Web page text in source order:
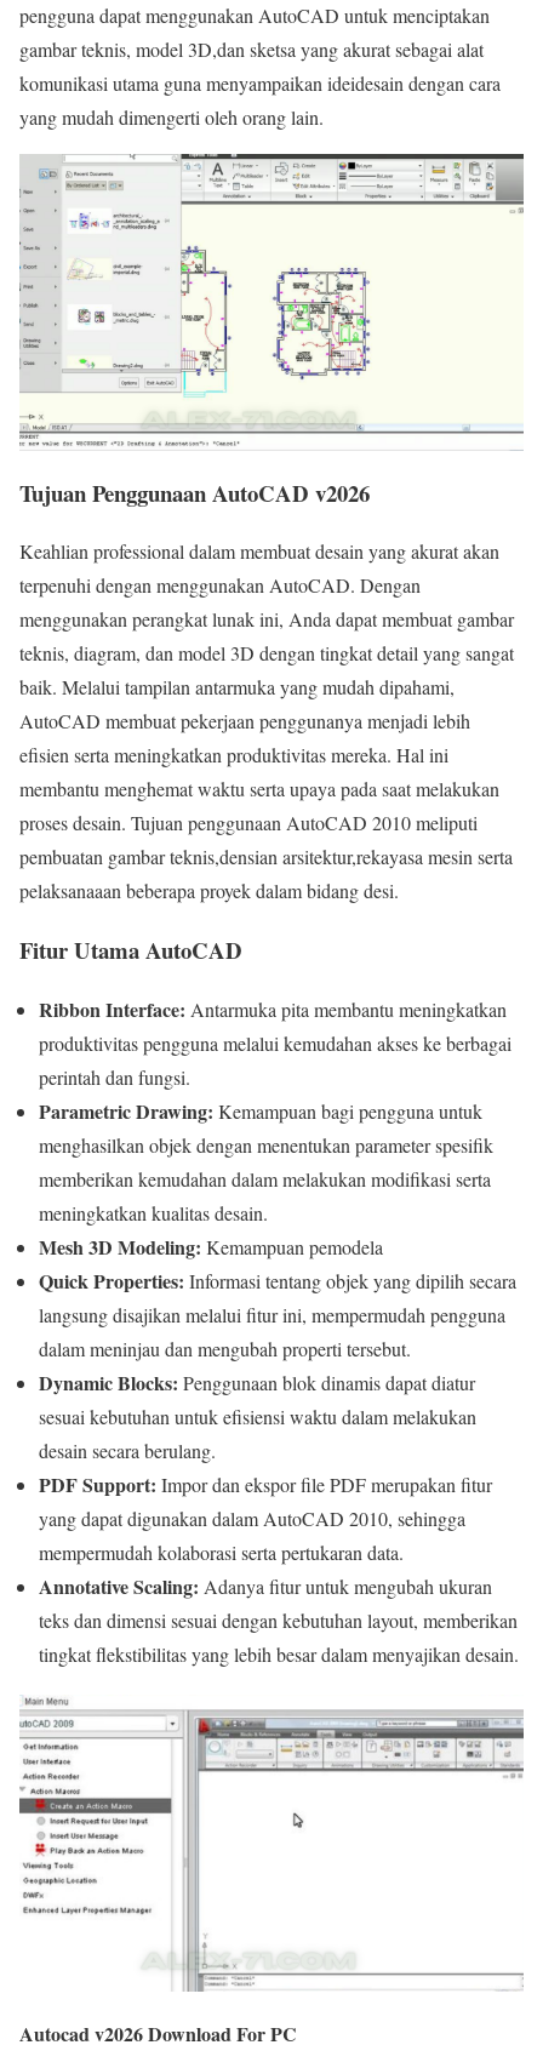
pengguna dapat menggunakan AutoCAD untuk menciptakan
gambar teknis, model 3D,dan sketsa yang akurat sebagai alat
komunikasi utama guna menyampaikan ideidesain dengan cara
yang mudah dimengerti oleh orang lain.
Tujuan Penggunaan AutoCAD v2026
Keahlian professional dalam membuat desain yang akurat akan
terpenuhi dengan menggunakan AutoCAD. Dengan
menggunakan perangkat lunak ini, Anda dapat membuat gambar
teknis, diagram, dan model 3D dengan tingkat detail yang sangat
baik. Melalui tampilan antarmuka yang mudah dipahami,
AutoCAD membuat pekerjaan penggunanya menjadi lebih
efisien serta meningkatkan produktivitas mereka. Hal ini
membantu menghemat waktu serta upaya pada saat melakukan
proses desain. Tujuan penggunaan AutoCAD 2010 meliputi
pembuatan gambar teknis,densian arsitektur,rekayasa mesin serta
pelaksanaaan beberapa proyek dalam bidang desi.
Fitur Utama AutoCAD
Ribbon Interface: Antarmuka pita membantu meningkatkan
produktivitas pengguna melalui kemudahan akses ke berbagai
perintah dan fungsi.
Parametric Drawing: Kemampuan bagi pengguna untuk
menghasilkan objek dengan menentukan parameter spesifik
memberikan kemudahan dalam melakukan modifikasi serta
meningkatkan kualitas desain.
Mesh 3D Modeling: Kemampuan pemodela
Quick Properties: Informasi tentang objek yang dipilih secara
langsung disajikan melalui fitur ini, mempermudah pengguna
dalam meninjau dan mengubah properti tersebut.
Dynamic Blocks: Penggunaan blok dinamis dapat diatur
sesuai kebutuhan untuk efisiensi waktu dalam melakukan
desain secara berulang.
PDF Support: Impor dan ekspor file PDF merupakan fitur
yang dapat digunakan dalam AutoCAD 2010, sehingga
mempermudah kolaborasi serta pertukaran data.
Annotative Scaling: Adanya fitur untuk mengubah ukuran
teks dan dimensi sesuai dengan kebutuhan layout, memberikan
tingkat flekstibilitas yang lebih besar dalam menyajikan desain.
Autocad v2026 Download For PC